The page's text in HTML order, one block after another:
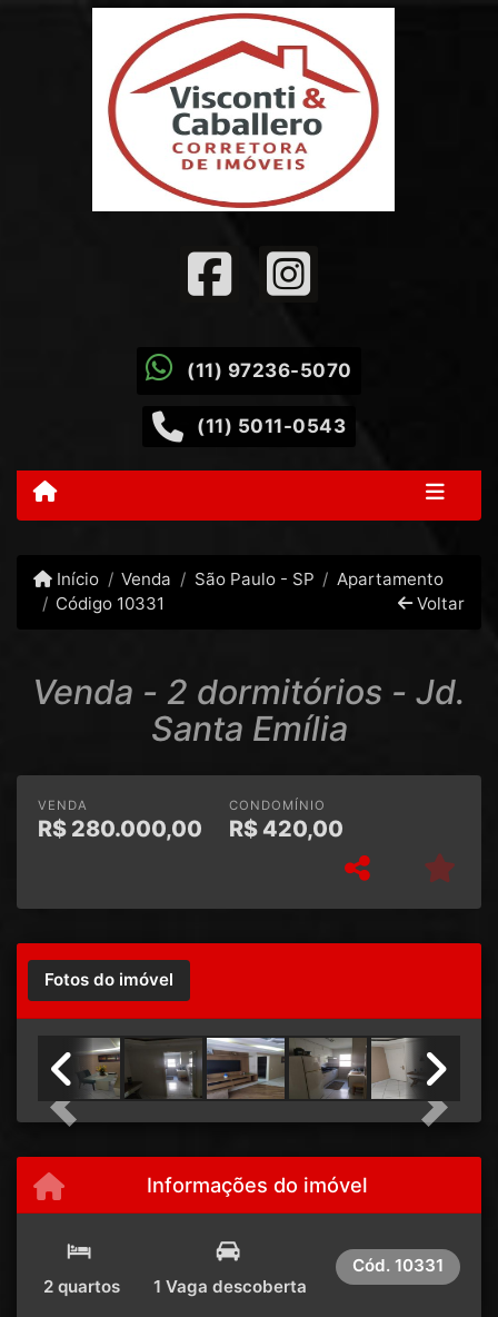
(11) 97236-5070
(11) 5011-0543
Início Venda São Paulo - SP
Apartamento
Código 10331
Voltar
Venda - 2 dormitórios - Jd.
Santa Emília
VENDA
R$ 280.000,00
CONDOMÍNIO
R$ 420,00
Fotos do imóvel
Previous Next
Informações do imóvel
2 quartos 1 Vaga descoberta
Cód. 10331